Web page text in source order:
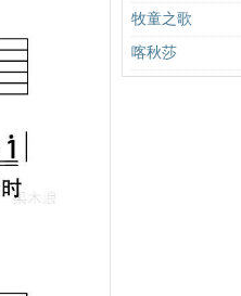
牧童之歌
喀秋莎